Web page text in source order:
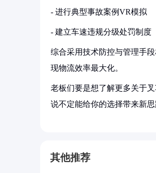
- 进行典型事故案例VR模拟
- 建立车速违规分级处罚制度
综合采用技术防控与管理手
现物流效率最大化。
老板们要是想了解更多关于
说不定能给你的选择带来新
其他推荐